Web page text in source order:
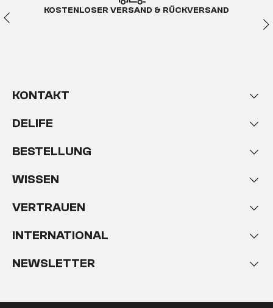
KOSTENLOSER VERSAND & RÜCKVERSAND
KONTAKT
DELIFE
BESTELLUNG
WISSEN
VERTRAUEN
INTERNATIONAL
NEWSLETTER